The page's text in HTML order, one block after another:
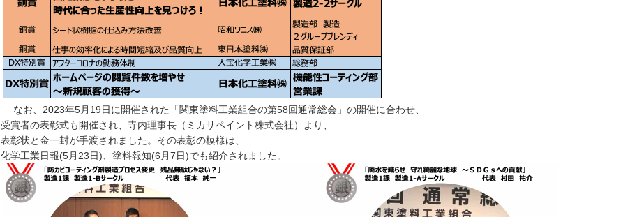
なお、2023年5月19日に開催された「関東塗料工業組合の第58回通常総会」の開催に合わせ、
受賞者の表彰式も開催され、寺内理事長（ミカサペイント株式会社）より、
表彰状と金一封が手渡されました。その表彰の模様は、
化学工業日報(5月23日)、塗料報知(6月7日)でも紹介されました。